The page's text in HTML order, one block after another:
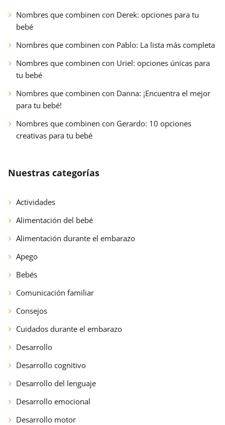
Nombres que combinen con Derek: opciones para tu
bebé
Nombres que combinen con Pablo: La lista más completa
Nombres que combinen con Uriel: opciones únicas para
tu bebé
Nombres que combinen con Danna: ¡Encuentra el mejor
para tu bebé!
Nombres que combinen con Gerardo: 10 opciones
creativas para tu bebé
Nuestras categorías
Actividades
Alimentación del bebé
Alimentación durante el embarazo
Apego
Bebés
Comunicación familiar
Consejos
Cuidados durante el embarazo
Desarrollo
Desarrollo cognitivo
Desarrollo del lenguaje
Desarrollo emocional
Desarrollo motor